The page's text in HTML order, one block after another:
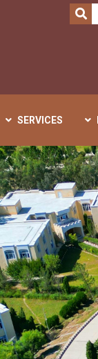
SEARCH
SERVICES